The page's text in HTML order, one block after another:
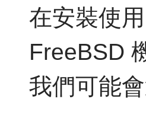
在安裝使
FreeBSD
我們可能